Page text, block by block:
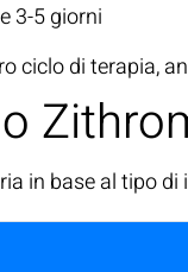
3-5 giorni
ciclo di terapia,
in base al tipo di